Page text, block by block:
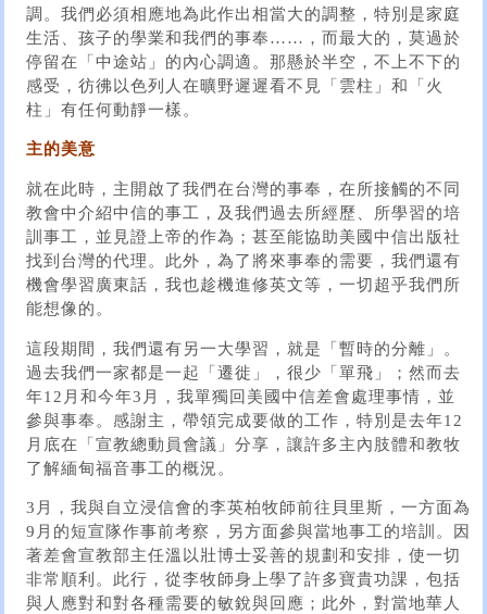
調。我們必須相應地為此作出相當大的調整，特別是家庭
生活、孩子的學業和我們的事奉……，而最大的，莫過於
停留在「中途站」的內心調適。那懸於半空，不上不下的
感受，彷彿以色列人在曠野遲遲看不見「雲柱」和「火
柱」有任何動靜一樣。
主的美意
就在此時，主開啟了我們在台灣的事奉，在所接觸的不同
教會中介紹中信的事工，及我們過去所經歷、所學習的培
訓事工，並見證上帝的作為；甚至能協助美國中信出版社
找到台灣的代理。此外，為了將來事奉的需要，我們還有
機會學習廣東話，我也趁機進修英文等，一切超乎我們所
能想像的。
這段期間，我們還有另一大學習，就是「暫時的分離」。
過去我們一家都是一起「遷徙」，很少「單飛」；然而去
年12月和今年3月，我單獨回美國中信差會處理事情，並
參與事奉。感謝主，帶領完成要做的工作，特別是去年12
月底在「宣教總動員會議」分享，讓許多主內肢體和教牧
了解緬甸福音事工的概況。
3月，我與自立浸信會的李英柏牧師前往貝里斯，一方面為
9月的短宣隊作事前考察，另方面參與當地事工的培訓。因
著差會宣教部主任溫以壯博士妥善的規劃和安排，使一切
非常順利。此行，從李牧師身上學了許多寶貴功課，包括
與人應對和對各種需要的敏銳與回應；此外，對當地華人